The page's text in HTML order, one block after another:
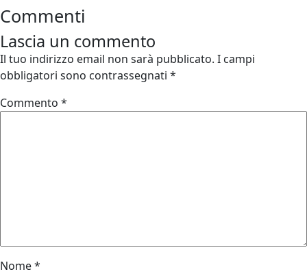
Commenti
Lascia un commento
Il tuo indirizzo email non sarà pubblicato. I campi
obbligatori sono contrassegnati *
Commento *
Nome*